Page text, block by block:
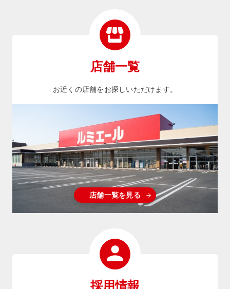
店舗一覧
お近くの店舗をお探しいただけます。
店舗一覧を見る
採用情報